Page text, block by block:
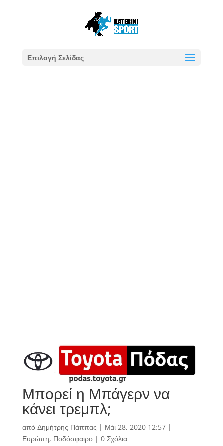
Επιλογή Σελίδας
Μπορεί η Μπάγερν να
κάνει τρεμπλ;
από Δημήτρης Πάππας | Μάι 28, 2020 12:57|
Ευρώπη, Ποδόσφαιρο| 0 Σχόλια